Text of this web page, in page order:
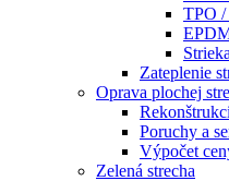
TPO
Zateplenie
Oprava plochej
Poruchy a
Výpočet
Zelená strecha